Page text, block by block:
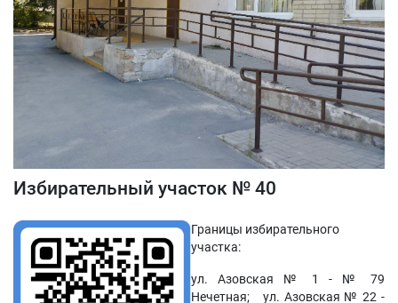
Избирательный участок № 40
Границы избирательного
участка:
ул. Азовская № 1 - № 79
Нечетная; ул. Азовская № 22 -